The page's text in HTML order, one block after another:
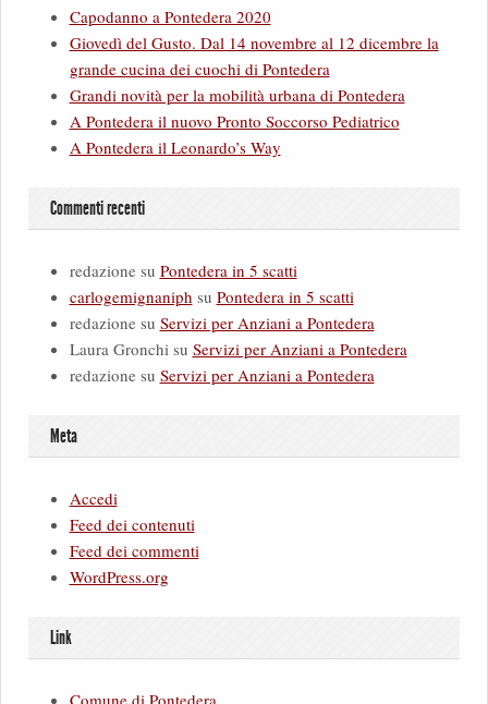
Capodanno a Pontedera 2020
Giovedì del Gusto. Dal 14 novembre al 12 dicembre la
grande cucina dei cuochi di Pontedera
Grandi novità per la mobilità urbana di Pontedera
A Pontedera il nuovo Pronto Soccorso Pediatrico
A Pontedera il Leonardo’s Way
Commenti recenti
redazionesu Pontedera in 5 scatti
carlogemignaniph su Pontedera in 5 scatti
redazionesu Servizi per Anziani a Pontedera
Laura Gronchisu Servizi per Anziani a Pontedera
redazionesu Servizi per Anziani a Pontedera
Meta
Accedi
Feed dei contenuti
Feed dei commenti
WordPress.org
Link